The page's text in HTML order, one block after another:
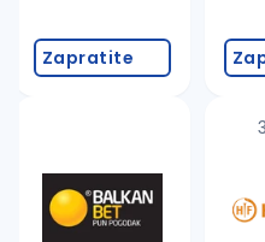
promenite
Zapratite